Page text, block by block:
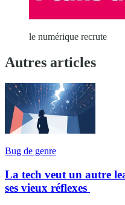
le numérique recrute
Autres articles
Bug de genre
La tech veut un autre
ses vieux réflexes